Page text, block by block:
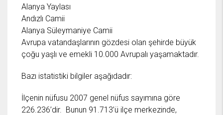
Alanya Yaylası
Andızlı Camii
Alanya Süleymaniye Camii
Avrupa vatandaşlarının gözdesi olan şehirde büyük
çoğu yaşlı ve emekli 10.000 Avrupalı yaşamaktadır.
Bazı istatistiki bilgiler aşağıdadır:
İlçenin nüfusu 2007 genel nüfus sayımına göre
226.236’dir. Bunun 91.713’ü ilçe merkezinde,